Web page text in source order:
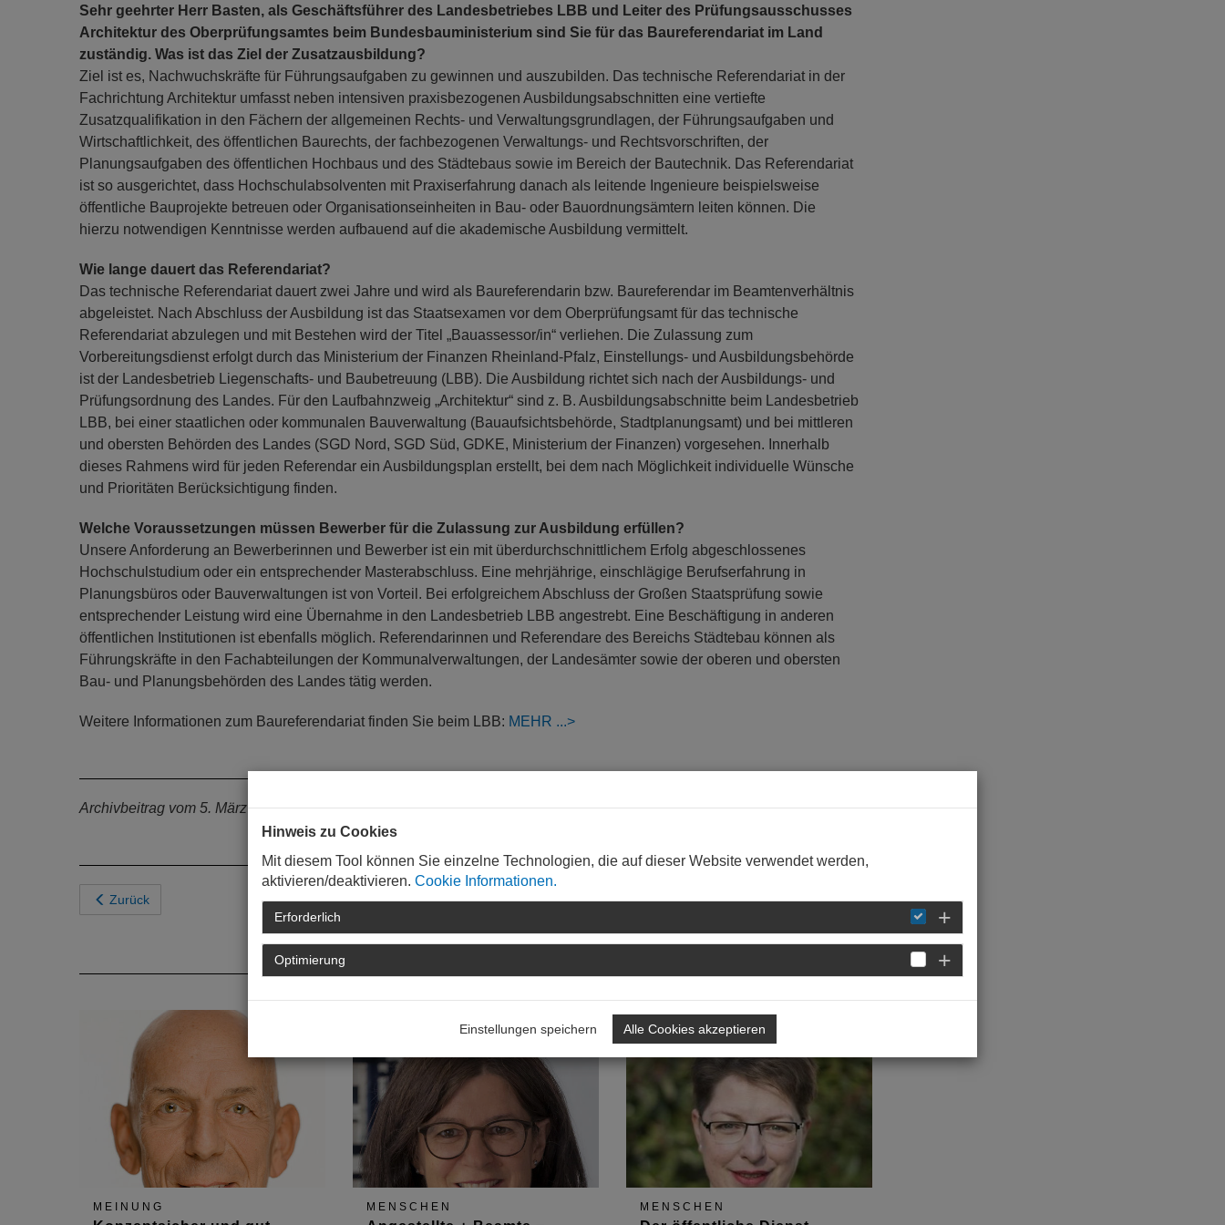
Sehr geehrter Herr Basten, als Geschäftsführer des Landesbetriebes LBB und Leiter des Prüfungsausschusses
Architektur des Oberprüfungsamtes beim Bundesbauministerium sind Sie für das Baureferendariat im Land
zuständig. Was ist das Ziel der Zusatzausbildung?
Ziel ist es, Nachwuchskräfte für Führungsaufgaben zu gewinnen und auszubilden. Das technische Referendariat in der
Fachrichtung Architektur umfasst neben intensiven praxisbezogenen Ausbildungsabschnitten eine vertiefte
Zusatzqualifikation in den Fächern der allgemeinen Rechts- und Verwaltungsgrundlagen, der Führungsaufgaben und
Wirtschaftlichkeit, des öffentlichen Baurechts, der fachbezogenen Verwaltungs- und Rechtsvorschriften, der
Planungsaufgaben des öffentlichen Hochbaus und des Städtebaus sowie im Bereich der Bautechnik. Das Referendariat
ist so ausgerichtet, dass Hochschulabsolventen mit Praxiserfahrung danach als leitende Ingenieure beispielsweise
öffentliche Bauprojekte betreuen oder Organisationseinheiten in Bau- oder Bauordnungsämtern leiten können. Die
hierzu notwendigen Kenntnisse werden aufbauend auf die akademische Ausbildung vermittelt.
Wie lange dauert das Referendariat?
Das technische Referendariat dauert zwei Jahre und wird als Baureferendarin bzw. Baureferendar im Beamtenverhältnis
abgeleistet. Nach Abschluss der Ausbildung ist das Staatsexamen vor dem Oberprüfungsamt für das technische
Referendariat abzulegen und mit Bestehen wird der Titel „Bauassessor/in“ verliehen. Die Zulassung zum
Vorbereitungsdienst erfolgt durch das Ministerium der Finanzen Rheinland-Pfalz, Einstellungs- und Ausbildungsbehörde
ist der Landesbetrieb Liegenschafts- und Baubetreuung (LBB). Die Ausbildung richtet sich nach der Ausbildungs- und
Prüfungsordnung des Landes. Für den Laufbahnzweig „Architektur“ sind z. B. Ausbildungsabschnitte beim Landesbetrieb
LBB, bei einer staatlichen oder kommunalen Bauverwaltung (Bauaufsichtsbehörde, Stadtplanungsamt) und bei mittleren
und obersten Behörden des Landes (SGD Nord, SGD Süd, GDKE, Ministerium der Finanzen) vorgesehen. Innerhalb
dieses Rahmens wird für jeden Referendar ein Ausbildungsplan erstellt, bei dem nach Möglichkeit individuelle Wünsche
und Prioritäten Berücksichtigung finden.
Welche Voraussetzungen müssen Bewerber für die Zulassung zur Ausbildung erfüllen?
Unsere Anforderung an Bewerberinnen und Bewerber ist ein mit überdurchschnittlichem Erfolg abgeschlossenes
Hochschulstudium oder ein entsprechender Masterabschluss. Eine mehrjährige, einschlägige Berufserfahrung in
Planungsbüros oder Bauverwaltungen ist von Vorteil. Bei erfolgreichem Abschluss der Großen Staatsprüfung sowie
entsprechender Leistung wird eine Übernahme in den Landesbetrieb LBB angestrebt. Eine Beschäftigung in anderen
öffentlichen Institutionen ist ebenfalls möglich. Referendarinnen und Referendare des Bereichs Städtebau können als
Führungskräfte in den Fachabteilungen der Kommunalverwaltungen, der Landesämter sowie der oberen und obersten
Bau- und Planungsbehörden des Landes tätig werden.
Weitere Informationen zum Baureferendariat finden Sie beim LBB: MEHR
Archivbeitrag vom 5. März 2015
Zurück
MEINUNG MENSCHEN MENSCHEN
Hinweis zu Cookies
Mit diesem Tool können Sie einzelne Technologien, die auf dieser Website verwendet werden,
aktivieren/deaktivieren. Cookie Informationen.
Erforderlich
Optimierung
Einstellungen speichern Alle Cookies akzeptieren